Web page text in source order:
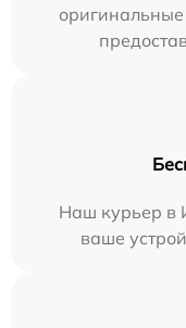
оригинальные
Наш курьер в
ваше